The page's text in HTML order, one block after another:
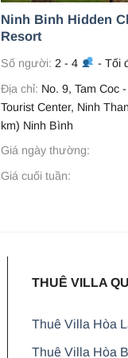
Ninh Binh Hidden
Resort
Số người: 2 - 4
- Tối
Địa chỉ: No. 9, Tam Coc
Tourist Center, Ninh
km) Ninh Bình
Giá ngày thường:
Giá cuối tuần:
THUÊ VILLA
Thuê Villa Hòa
Thuê Villa Hòa